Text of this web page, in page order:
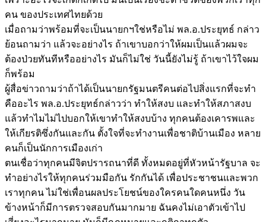
คน ของประเทศไทยด้วย
เมื่อถามว่าพร้อมที่จะเป็นนายกฯใช่หรือไม่ พล.อ.ประยุทธ์ กล่าว
ย้อนถามว่า แล้วจะอย่างไร ถ้าเขาบอกว่าให้ผมเป็นแล้วผมจะ
ต้องป่วยทันทีหรืออย่างไร มันก็ไม่ใช่ วันนี้ยังไม่รู้ ถ้าเขาไว้ใจผม
ก็พร้อม
ผู้สื่อข่าวถามว่าถ้าได้เป็นนายกรัฐมนตรีคนต่อไปสิ่งแรกที่จะทำ
คืออะไร พล.อ.ประยุทธ์กล่าวว่า ทำให้สงบ และทำให้สภาสงบ
แล้วทำไมไม่ไปบอกให้เขาทำให้สงบบ้าง ทุกคนต้องเคารพและ
ให้เกียรติซึ่งกันและกัน ตั้งใจที่จะทำงานเพื่อชาติบ้านเมือง หลาย
คนก็เป็นนักการเมืองเก่า
ตนเชื่อว่าทุกคนมีจิตปรารถนาที่ดี ทั้งหมดอยู่ที่หัวหน้ารัฐบาล จะ
ทำอย่างไรให้ทุกคนร่วมมือกัน รักกันได้ เพื่อประชาชนและพวก
เราทุกคน ไม่ใช่เพื่อนผลประโยชน์ของใครคนใดคนหนึ่ง วัน
ข้างหน้าก็มีการตรวจสอบกันมากมาย ฉันคงไม่เอาตัวเข้าไป